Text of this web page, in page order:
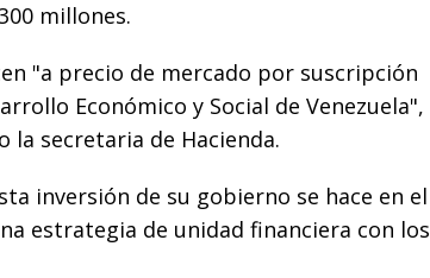
millones.
"a precio de mercado por suscripción
Económico y Social de Venezuela",
secretaria de Hacienda.
inversión de su gobierno se hace en el
estrategia de unidad financiera con los